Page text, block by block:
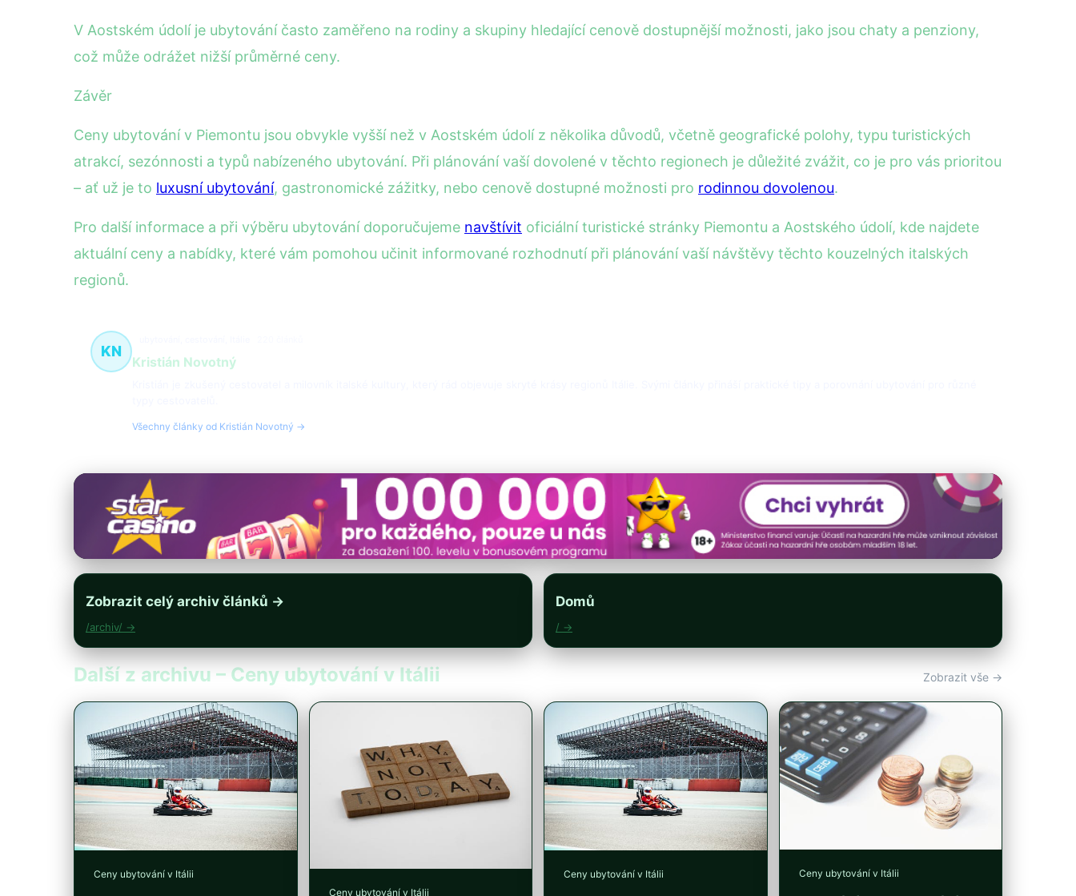
V Aostském údolí je ubytování často zaměřeno na rodiny a skupiny hledající cenově dostupnější možnosti, jako jsou chaty a penziony,
což může odrážet nižší průměrné ceny.
Závěr
Ceny ubytování v Piemontu jsou obvykle vyšší než v Aostském údolí z několika důvodů, včetně geografické polohy, typu turistických
atrakcí, sezónnosti a typů nabízeného ubytování. Při plánování vaší dovolené v těchto regionech je důležité zvážit, co je pro vás prioritou
– ať už je to luxusní ubytování, gastronomické zážitky, nebo cenově dostupné možnosti pro rodinnou dovolenou.
Pro další informace a při výběru ubytování doporučujeme navštívit oficiální turistické stránky Piemontu a Aostského údolí, kde najdete
aktuální ceny a nabídky, které vám pomohou učinit informované rozhodnutí při plánování vaší návštěvy těchto kouzelných italských
regionů.
KN
Kristián Novotný
Všechny články od Kristián Novotný →
Zobrazit celý archiv článků →
/archiv/ →
Domů
/ →
Další z archivu – Ceny ubytování v Itálii Zobrazit vše →
Ceny ubytování v Itálii
Ceny ubytování v Itálii
Ceny ubytování v Itálii Ceny ubytování v Itálii